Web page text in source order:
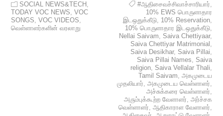
SOCIAL NEWS&TECH ,
TODAY VOC NEWS,VOC
SONGS,VOC VIDEOS,
வெள்ளாளர்களின் வரலாறு
#ஆதிசைவச்சிவாச்சாரியார்,
10% EWS பொருளாதார
இடஒதுக்கீடு, 10% Reservation,
10% பொருளாதார இடஒதுக்கீடு,
Nellai Saivam, Saiva Chettiyaar,
Saiva Chettiyar Matrimonial ,
Saiva Desikhar, Saiva Pillai,
Saiva Pillai Names, Saiva
religion, Saiva Vellalar Thali,
Tamil Saivam, அகமுடைய
முதலியார், அகமுடைய வெள்ளாளர்,
அச்சுக்கரை வெள்ளாளர்,
அரும்புக்கூற்ற வேளாளர், அர்ச்சக
வெள்ளாளர், ஆதிகாராள வேளாளர்,